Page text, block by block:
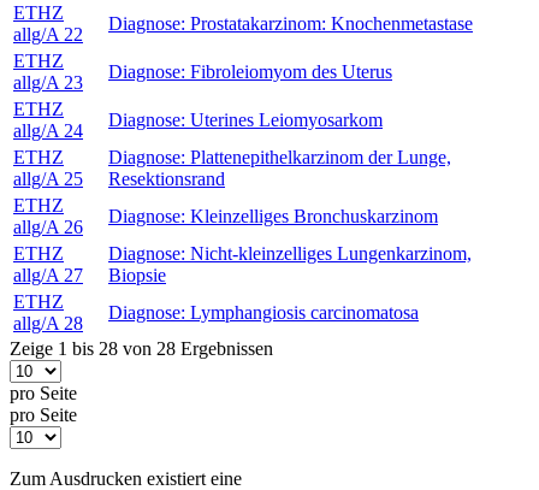
ETHZ
allg/A 22
Diagnose: Prostatakarzinom: Knochenmetastase
ETHZ
allg/A 23
Diagnose: Fibroleiomyom des Uterus
ETHZ
allg/A 24
Diagnose: Uterines Leiomyosarkom
ETHZ
allg/A 25
Diagnose: Plattenepithelkarzinom der Lunge,
Resektionsrand
ETHZ
allg/A 26
Diagnose: Kleinzelliges Bronchuskarzinom
ETHZ
allg/A 27
Diagnose: Nicht-kleinzelliges Lungenkarzinom,
Biopsie
ETHZ
allg/A 28
Diagnose: Lymphangiosis carcinomatosa
Zeige 1 bis 28 von 28 Ergebnissen
pro Seite
pro Seite
Zum Ausdrucken existiert eine